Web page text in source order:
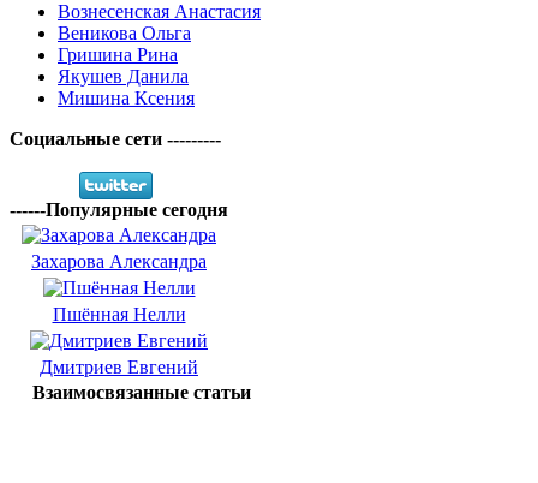
Вознесенская Анастасия
Веникова Ольга
Гришина Рина
Якушев Данила
Мишина Ксения
Социальные сети ---------
------Популярные сегодня
Захарова Александра
Пшённая Нелли
Дмитриев Евгений
Взаимосвязанные статьи